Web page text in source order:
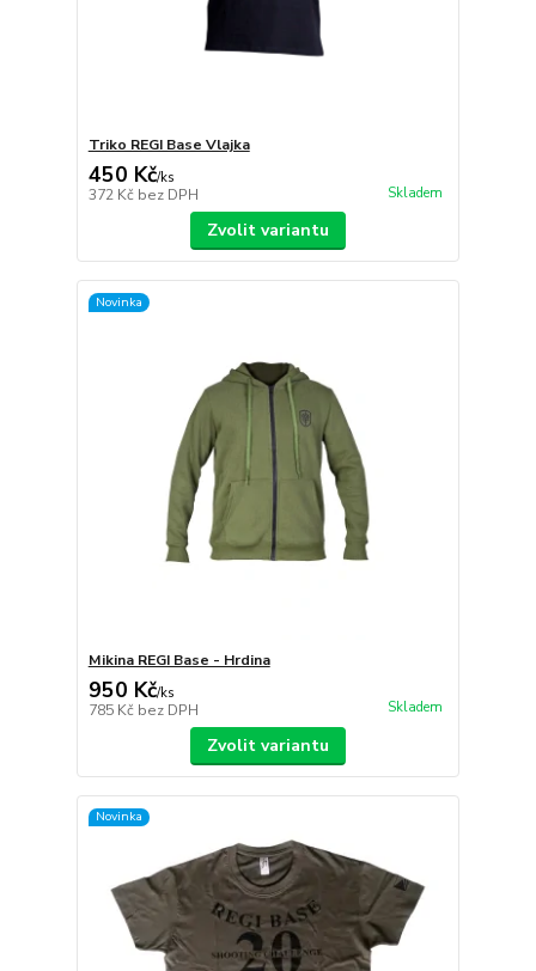
Triko REGI Base Vlajka
450 Kč/ks
372 Kč bez DPH Skladem
Zvolit variantu
Novinka
Mikina REGI Base - Hrdina
950 Kč/ks
785 Kč bez DPH Skladem
Zvolit variantu
Novinka